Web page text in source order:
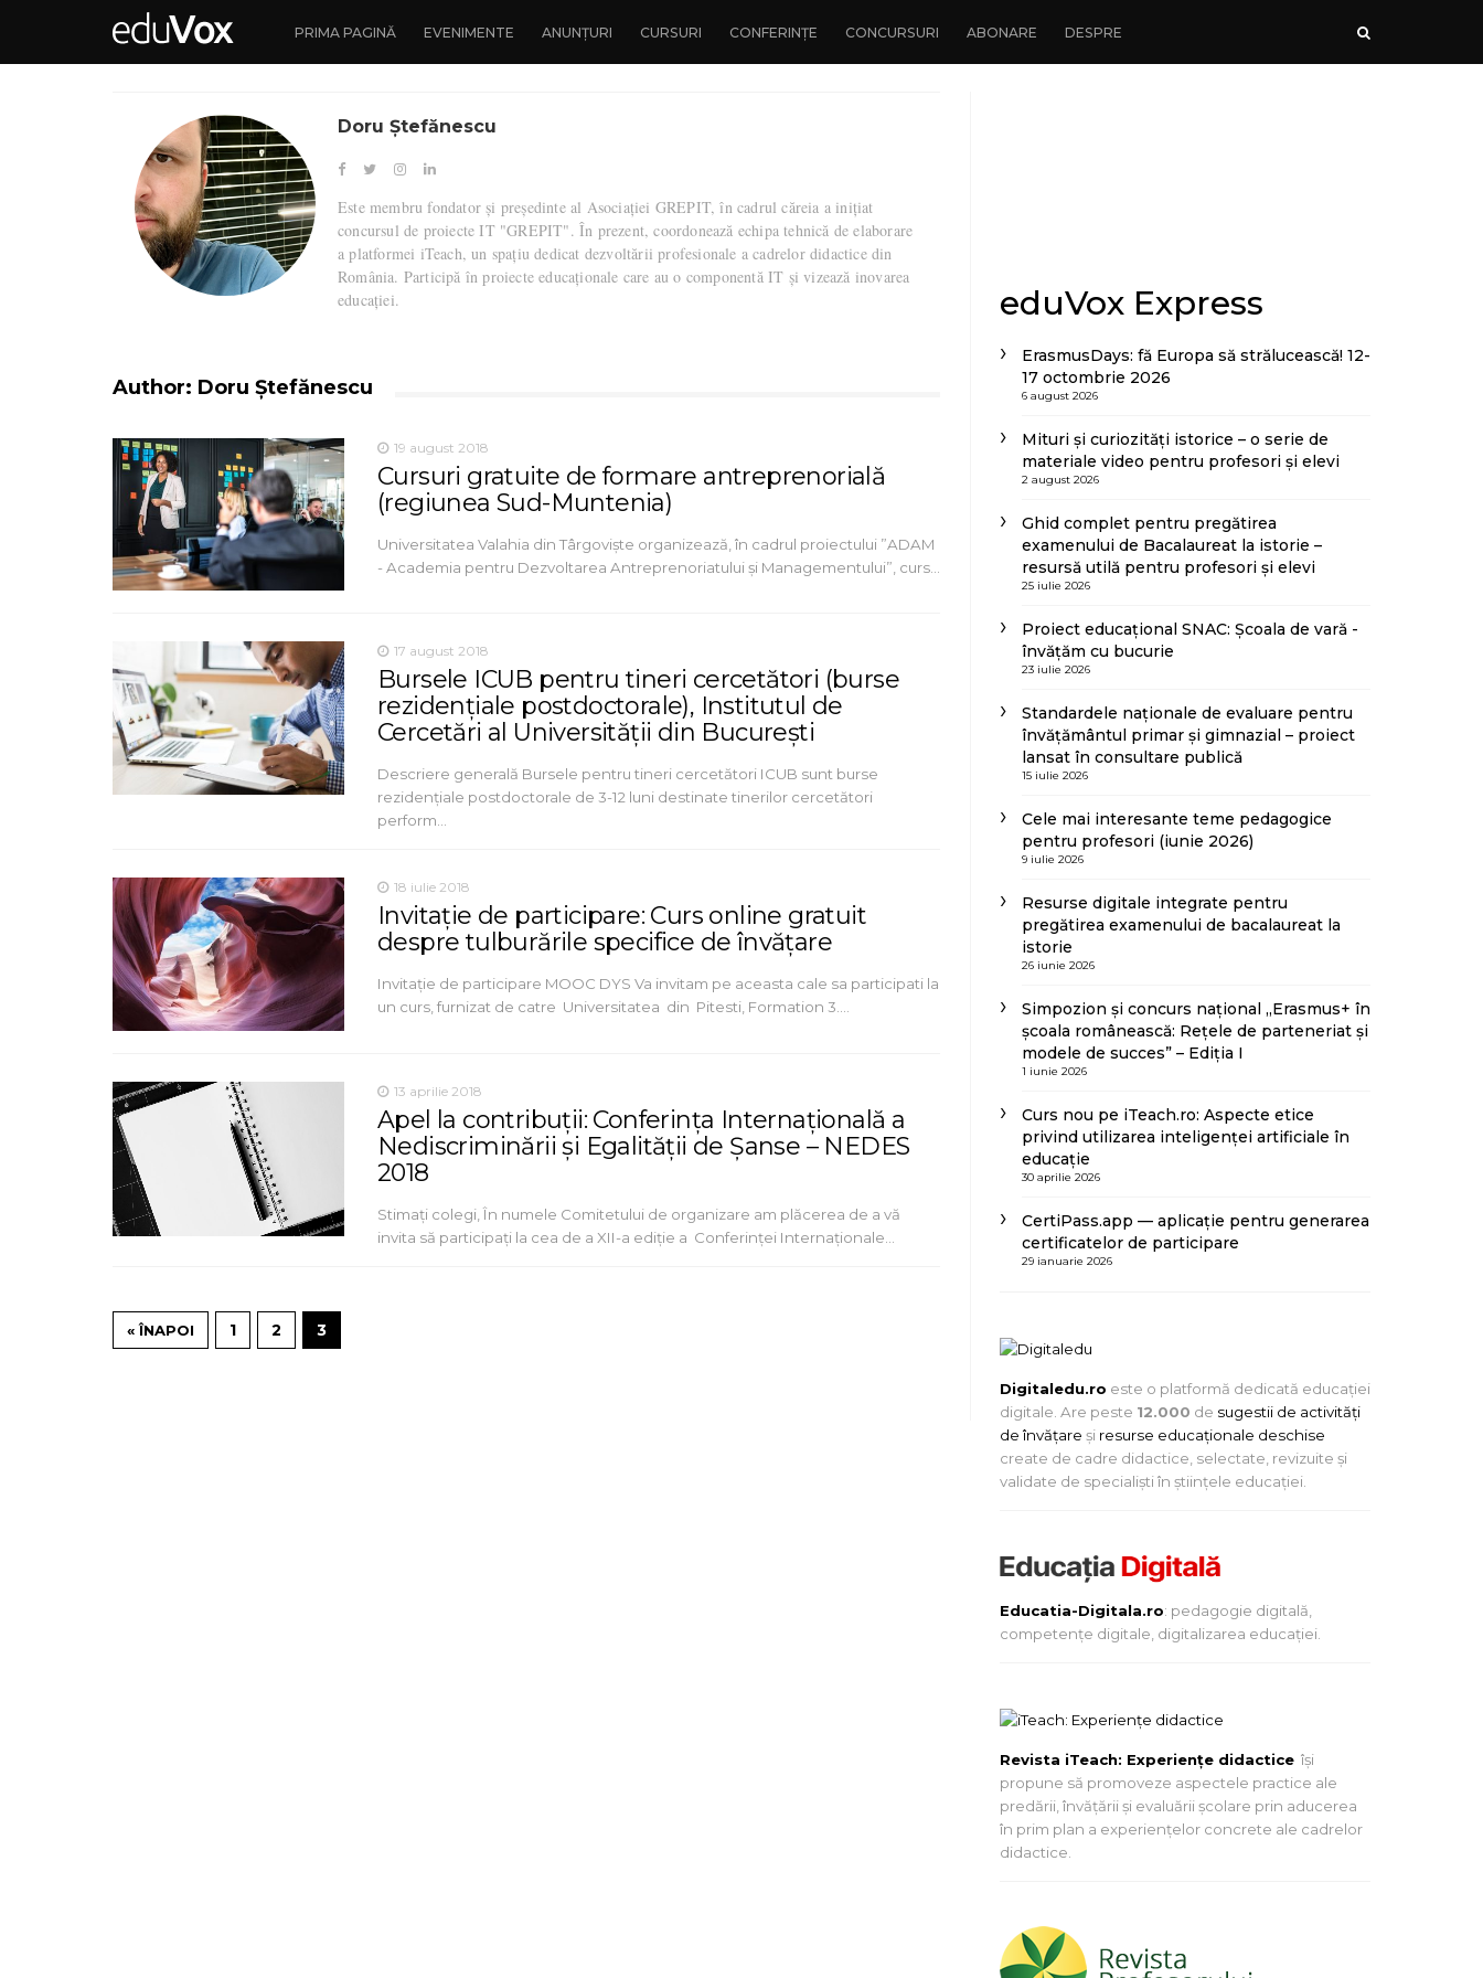
PRIMA PAGINĂ EVENIMENTE ANUNȚURI CURSURI CONFERINȚE CONCURSURI ABONARE DESPRE
Doru Ștefănescu
Este membru fondator și președinte al Asociației GREPIT, în cadrul căreia a inițiat
concursul de proiecte IT "GREPIT". În prezent, coordonează echipa tehnică de elaborare
a platformei iTeach, un spațiu dedicat dezvoltării profesionale a cadrelor didactice din
România. Participă în proiecte educaționale care au o componentă IT și vizează inovarea
educației.
Author: Doru Ștefănescu
19 august 2018
Cursuri gratuite de formare antreprenorială
(regiunea Sud-Muntenia)
Universitatea Valahia din Târgoviște organizează, în cadrul proiectului ”ADAM
- Academia pentru Dezvoltarea Antreprenoriatului și Managementului”, curs…
17 august 2018
Bursele ICUB pentru tineri cercetători (burse
rezidențiale postdoctorale), Institutul de
Cercetări al Universității din București
Descriere generală Bursele pentru tineri cercetători ICUB sunt burse
rezidențiale postdoctorale de 3-12 luni destinate tinerilor cercetători
perform…
18 iulie 2018
Invitație de participare: Curs online gratuit
despre tulburările specifice de învățare
Invitație de participare MOOC DYS Va invitam pe aceasta cale sa participati la
un curs, furnizat de catre Universitatea din Pitesti, Formation 3.…
13 aprilie 2018
Apel la contribuții: Conferința Internațională a
Nediscriminării și Egalității de Șanse – NEDES
2018
Stimați colegi, În numele Comitetului de organizare am plăcerea de a vă
invita să participați la cea de a XII-a ediție a Conferinței Internaționale…
« ÎNAPOI 1 2 3
eduVox Express
ErasmusDays: fă Europa să strălucească! 12-
17 octombrie 2026
6 august 2026
Mituri și curiozități istorice – o serie de
materiale video pentru profesori și elevi
2 august 2026
Ghid complet pentru pregătirea
examenului de Bacalaureat la istorie –
resursă utilă pentru profesori și elevi
25 iulie 2026
Proiect educațional SNAC: Școala de vară -
învățăm cu bucurie
23 iulie 2026
Standardele naționale de evaluare pentru
învățământul primar și gimnazial – proiect
lansat în consultare publică
15 iulie 2026
Cele mai interesante teme pedagogice
pentru profesori (iunie 2026)
9 iulie 2026
Resurse digitale integrate pentru
pregătirea examenului de bacalaureat la
istorie
26 iunie 2026
Simpozion și concurs național „Erasmus+ în
școala românească: Rețele de parteneriat și
modele de succes” – Ediția I
1 iunie 2026
Curs nou pe iTeach.ro: Aspecte etice
privind utilizarea inteligenței artificiale în
educație
30 aprilie 2026
CertiPass.app — aplicație pentru generarea
certificatelor de participare
29 ianuarie 2026
Digitaledu.ro este o platformă dedicată educației
digitale. Are peste 12.000 de sugestii de activități
de învățare și resurse educaționale deschise
create de cadre didactice, selectate, revizuite și
validate de specialiști în științele educației.
Educatia-Digitala.ro: pedagogie digitală,
competențe digitale, digitalizarea educației.
Revista iTeach: Experienţe didactice îşi
propune să promoveze aspectele practice ale
predării, învăţării şi evaluării şcolare prin aducerea
în prim plan a experienţelor concrete ale cadrelor
didactice.